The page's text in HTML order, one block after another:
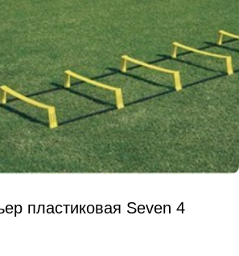
пластиковая Seven 4